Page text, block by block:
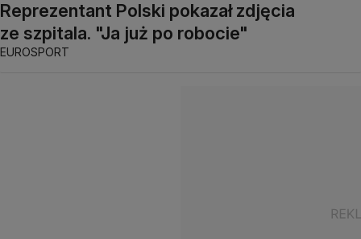
Reprezentant Polski pokazał zdjęcia
ze szpitala. "Ja już po robocie"
EUROSPORT